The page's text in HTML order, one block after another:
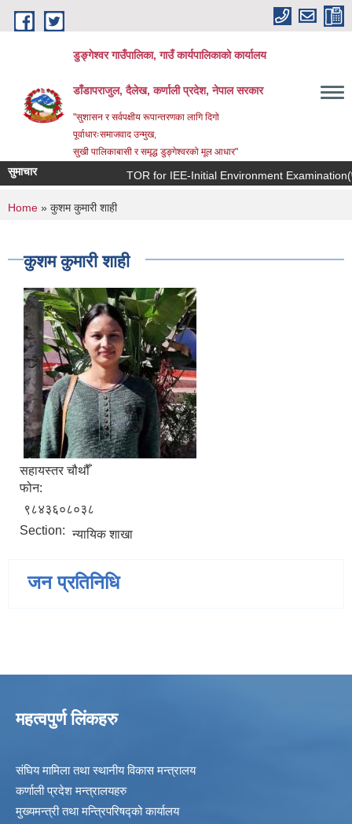
Skip to main content
डुङ्गेश्वर गाउँपालिका, गाउँ कार्यपालिकाको कार्यालय
डाँडापराजुल, दैलेख, कर्णाली प्रदेश, नेपाल सरकार
"सुशासन र सर्वपक्षीय रूपान्तरणका लागि दिगो
पूर्वाधारःसमाजवाद उन्मुख,
सुखी पालिकाबासी र समृद्ध डुङ्गेश्वरको मूल आधार"
सुमाचार TOR for IEE-Initial Environment
You are here
Home » कुशम कुमारी शाही
कुशम कुमारी शाही
सहायस्तर चौथौँ
फोन:
९८४३६०८०३८
Section: न्यायिक शाखा
जन प्रतिनिधि
महत्वपुर्ण लिंकहरु
संघिय मामिला तथा स्थानीय विकास मन्त्रालय
कर्णाली प्रदेश मन्त्रालयहरु
मुख्यमन्त्री तथा मन्त्रिपरिषद्को कार्यालय